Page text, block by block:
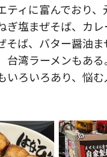
ティに富んでおり
ぎ塩まぜそば、カ
そば、バター醤油
台湾ラーメンもあ
いろいろあり、悩